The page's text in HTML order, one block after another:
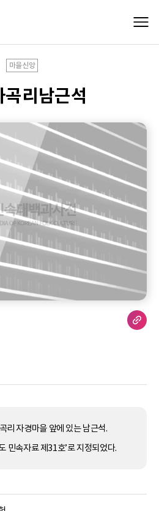
마을신앙
곡리남근석
리 자경마을 앞에 있는 남근석.
민속자료 제31호’로 지정되었다.